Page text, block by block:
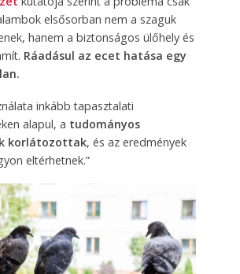
elsősorban nem a szaguk
hanem a biztonságos ülőhely és
Ráadásul az ecet hatása egy
inkább tapasztalati
alapul, a tudományos
korlátozottak, és az eredmények
eltérhetnek.”